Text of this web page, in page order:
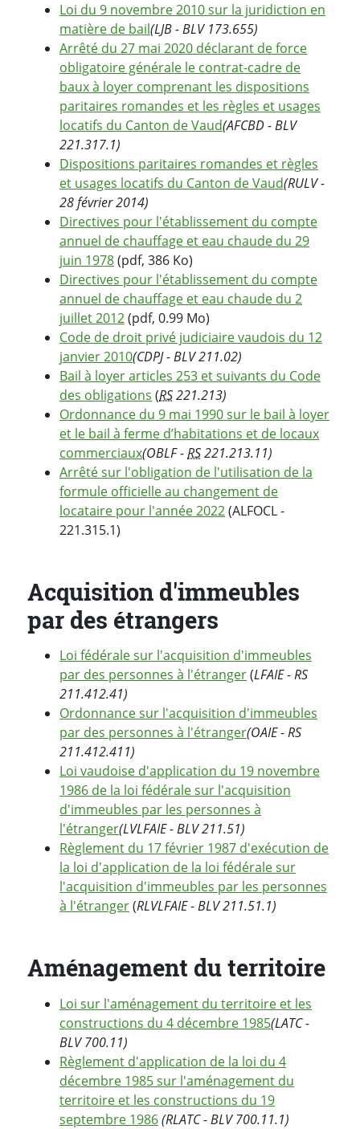
Loi du 9 novembre 2010 sur la juridiction en
matière de bail(LJB - BLV 173.655)
Arrêté du 27 mai 2020 déclarant de force
obligatoire générale le contrat-cadre de
baux à loyer comprenant les dispositions
paritaires romandes et les règles et usages
locatifs du Canton de Vaud(AFCBD - BLV
221.317.1)
Dispositions paritaires romandes et règles
et usages locatifs du Canton de Vaud(RULV -
28 février 2014)
Directives pour l'établissement du compte
annuel de chauffage et eau chaude du 29
juin 1978(pdf, 386 Ko)
Directives pour l'établissement du compte
annuel de chauffage et eau chaude du 2
juillet 2012(pdf, 0.99 Mo)
Code de droit privé judiciaire vaudois du 12
janvier 2010(CDPJ - BLV 211.02)
Bail à loyer articles 253 et suivants du Code
des obligations (RS221.213)
Ordonnance du 9 mai 1990 sur le bail à loyer
et le bail à ferme d’habitations et de locaux
commerciaux(OBLF -RS221.213.11)
Arrêté sur l'obligation de l'utilisation de la
formule officielle au changement de
locataire pour l'année 2022(ALFOCL -
221.315.1)
Acquisition d'immeubles
par des étrangers
Loi fédérale sur l'acquisition d'immeubles
par des personnes à l'étranger(LFAIE - RS
211.412.41)
Ordonnance sur l'acquisition d'immeubles
par des personnes à l'étranger(OAIE - RS
211.412.411)
Loi vaudoise d'application du 19 novembre
1986 de la loi fédérale sur l'acquisition
d'immeubles par les personnes à
l'étranger(LVLFAIE - BLV 211.51)
Règlement du 17 février 1987 d'exécution de
la loi d'application de la loi fédérale sur
l'acquisition d'immeubles par les personnes
à l'étranger(RLVLFAIE - BLV 211.51.1)
Aménagement du territoire
Loi sur l'aménagement du territoire et les
constructions du 4 décembre 1985(LATC -
BLV 700.11)
Règlement d'application de la loi du 4
décembre 1985 sur l'aménagement du
territoire et les constructions du 19
septembre 1986(RLATC - BLV 700.11.1)